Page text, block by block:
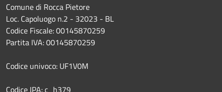
Comune di Rocca Pietore
Loc. Capoluogo n.2 - 32023 - BL
Codice Fiscale: 00145870259
Partita IVA: 00145870259
Codice univoco: UF1V0M
Codice IPA: c_h379